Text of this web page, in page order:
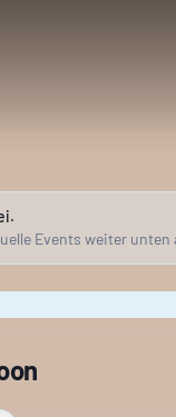
Events weiter unten